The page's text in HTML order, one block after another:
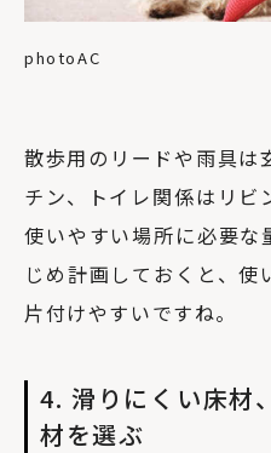
photoAC
散歩用のリードや雨具は
チン、トイレ関係はリビ
使いやすい場所に必要な
じめ計画しておくと、使
片付けやすいですね。
4. 滑りにくい床材
材を選ぶ